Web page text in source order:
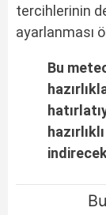
tercihlerinin
ayarlanması
Bu